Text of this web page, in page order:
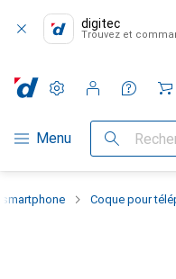
digitec
Trouvez et
Navigation par catégorie
Menu Recherche
Paramètres
Compte client
Listes de comparaison
Listes d'envies
Panier
Coque pour